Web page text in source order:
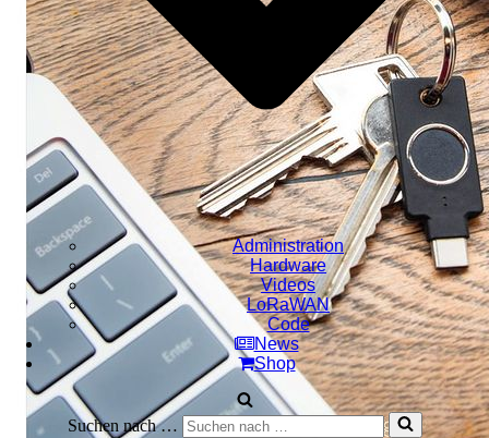
Administration
Hardware
Videos
LoRaWAN
Code
News
Shop
Suchen nach …